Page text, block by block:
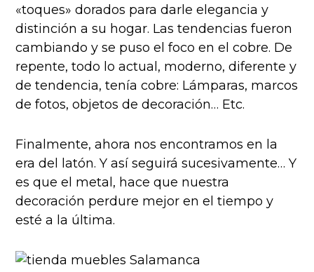
«toques» dorados para darle elegancia y
distinción a su hogar. Las tendencias fueron
cambiando y se puso el foco en el cobre. De
repente, todo lo actual, moderno, diferente y
de tendencia, tenía cobre: Lámparas, marcos
de fotos, objetos de decoración… Etc.
Finalmente, ahora nos encontramos en la
era del latón. Y así seguirá sucesivamente… Y
es que el metal, hace que nuestra
decoración perdure mejor en el tiempo y
esté a la última.